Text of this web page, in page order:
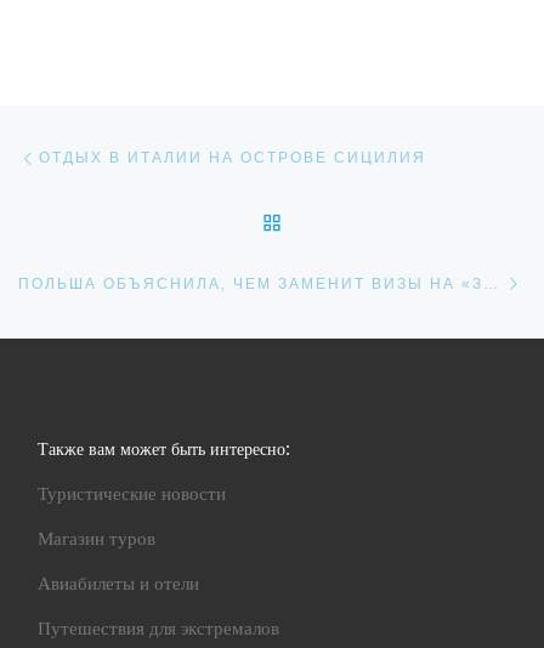
ОТДЫХ В ИТАЛИИ НА ОСТРОВЕ СИЦИЛИЯ
Также вам может быть интересно:
Туристические новости
Магазин туров
Авиабилеты и отели
Путешествия для экстремалов